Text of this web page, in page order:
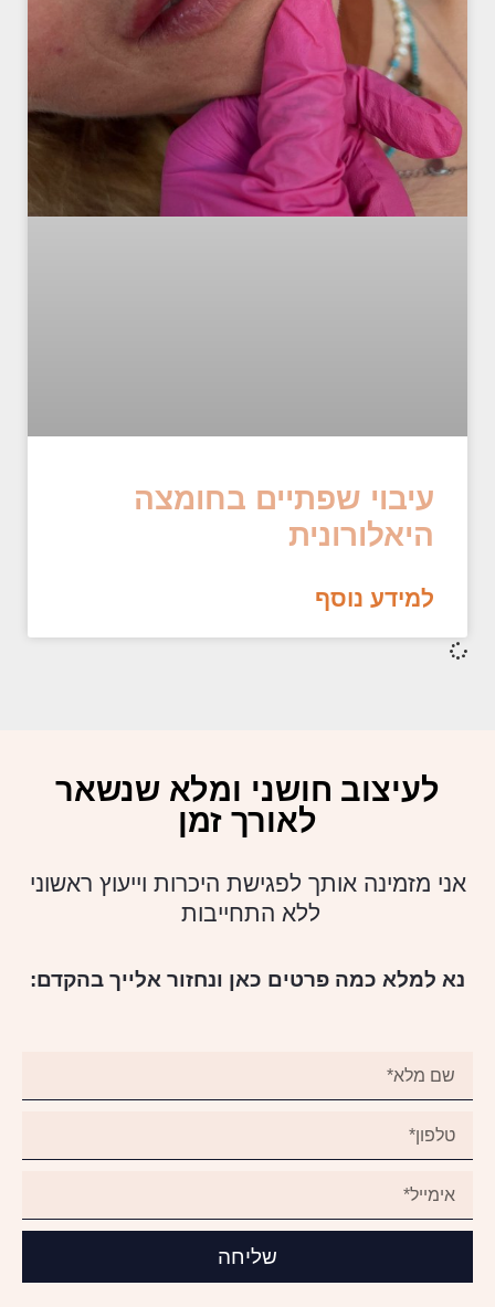
עיבוי שפתיים בחומצה
היאלורונית
למידע נוסף
לעיצוב חושני ומלא שנשאר
לאורך זמן
אני מזמינה אותך לפגישת היכרות וייעוץ ראשוני
ללא התחייבות
נא למלא כמה פרטים כאן ונחזור אלייך בהקדם:
שליחה